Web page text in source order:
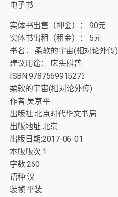
电子书
实体书出售（押金）： 90元
实体书出租（租金）： 5元
书名： 柔软的宇宙(相对论外传)
建议用途： 床头科普
ISBN:9787569915273
柔软的宇宙(相对论外传)
作者:吴京平
出版社:北京时代华文书局
出版地址:北京
出版日期:2017-06-01
本版版次:1
字数:260
语种:汉
装帧:平装